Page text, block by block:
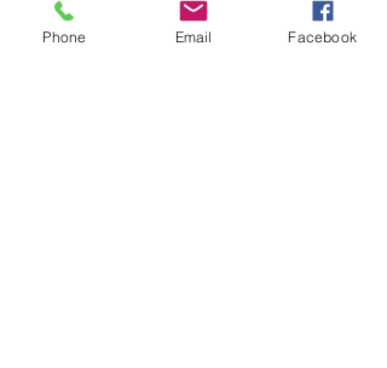
Phone Email Facebook